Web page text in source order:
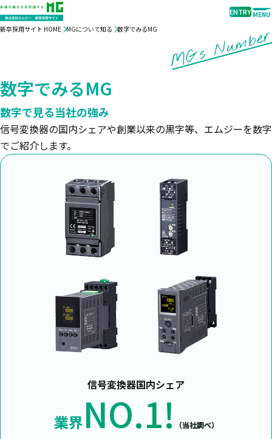
ENTRY MENU
新卒採用サイト HOME MGについて知る 数字でみるMG MG's
数字でみるMG
数字で見る当社の強み
信号変換器の国内シェアや創業以来の黒字等、エムジーを数字
でご紹介します。
信号変換器国内シェア
業界NO.1! （当社調べ）